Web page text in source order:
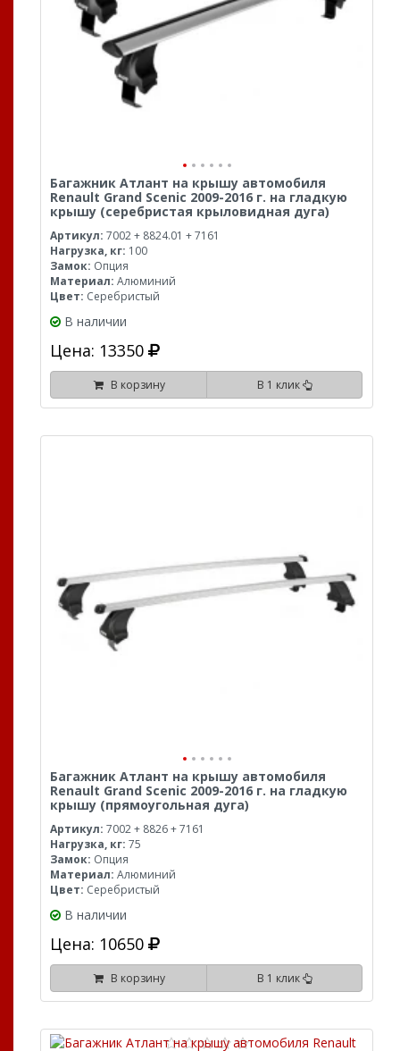
Багажник Атлант на крышу автомобиля
Renault Grand Scenic 2009-2016 г. на гладкую
крышу (серебристая крыловидная дуга)
Артикул: 7002 + 8824.01 + 7161
Нагрузка, кг: 100
Замок: Опция
Материал: Алюминий
Цвет: Серебристый
В наличии
Цена: 13350
В корзину В 1 клик
Багажник Атлант на крышу автомобиля
Renault Grand Scenic 2009-2016 г. на гладкую
крышу (прямоугольная дуга)
Артикул: 7002 + 8826 + 7161
Нагрузка, кг: 75
Замок: Опция
Материал: Алюминий
Цвет: Серебристый
В наличии
Цена: 10650
В корзину В 1 клик